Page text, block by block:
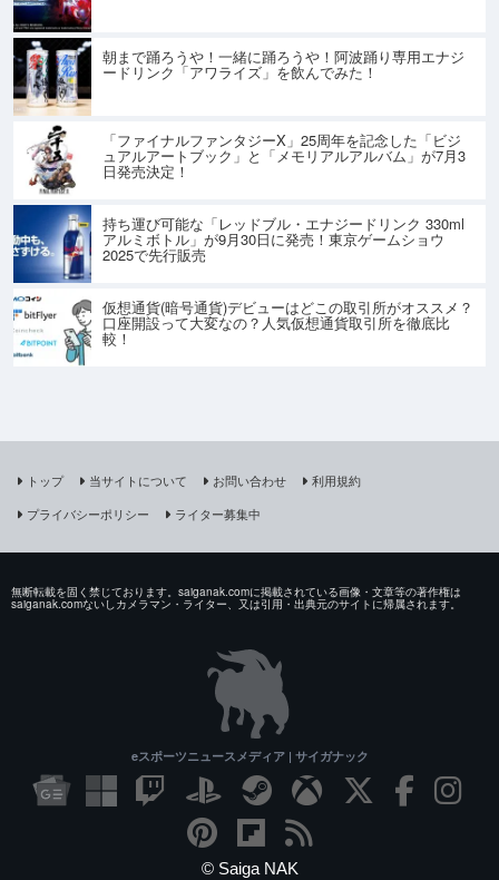
朝まで踊ろうや！一緒に踊ろうや！阿波踊り専用エナジ
ードリンク「アワライズ」を飲んでみた！
「ファイナルファンタジーX」25周年を記念した「ビジ
ュアルアートブック」と「メモリアルアルバム」が7月3
日発売決定！
持ち運び可能な「レッドブル・エナジードリンク 330ml
アルミボトル」が9月30日に発売！東京ゲームショウ
2025で先行販売
仮想通貨(暗号通貨)デビューはどこの取引所がオススメ？
口座開設って大変なの？人気仮想通貨取引所を徹底比
較！
トップ 当サイトについて お問い合わせ
利用規約
プライバシーポリシー
ライター募集中
無断転載を固く禁じております。saiganak.comに掲載されている画像・文章等の著作権は
saiganak.comないしカメラマン・ライター、又は引用・出典元のサイトに帰属されます。
eスポーツニュースメディア | サイガナック
© Saiga NAK